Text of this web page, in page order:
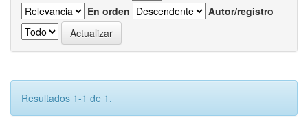
En orden
Autor/registro
Resultados 1-1 de 1.